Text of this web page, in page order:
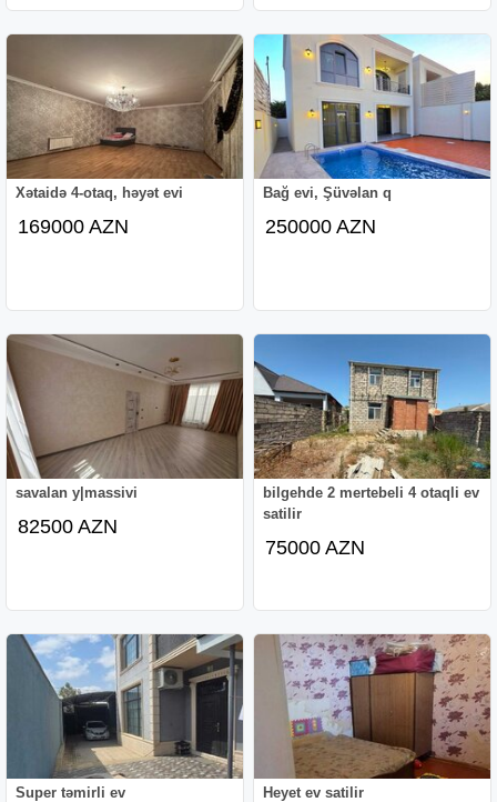
Xətaidə 4-otaq, həyət evi
169000 AZN
Bağ evi, Şüvəlan q
250000 AZN
savalan y|massivi
82500 AZN
bilgehde 2 mertebeli 4 otaqli ev
satilir
75000 AZN
Super təmirli ev Heyet ev satilir